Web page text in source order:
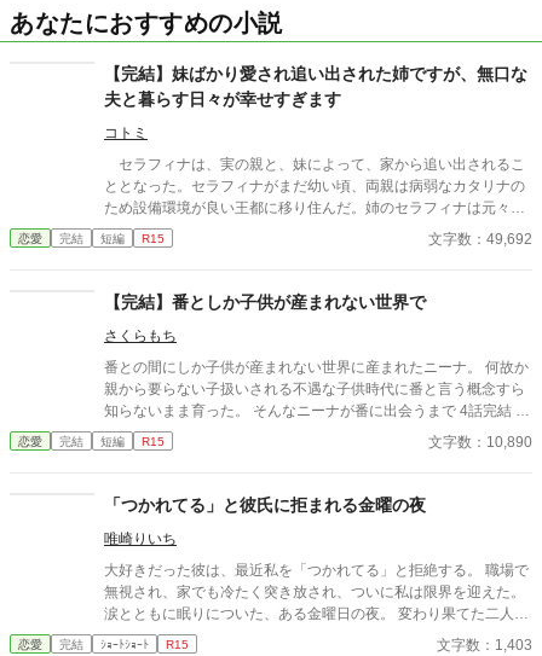
あなたにおすすめの小説
【完結】妹ばかり愛され追い出された姉ですが、無口な
夫と暮らす日々が幸せすぎます
コトミ
セラフィナは、実の親と、妹によって、家から追い出されるこ
ととなった。セラフィナがまだ幼い頃、両親は病弱なカタリナの
ため設備環境が良い王都に移り住んだ。姉のセラフィナは元々両
親とともに住んでいた田舎に使用人のマーサの二人きりで暮らす
こととなった。お金のない子爵家な上にカタリナのためお金を稼
るとセラフィナだけ残されたのだ。そしてセラフィナが１９歳の
時、３人が家へ戻ってきた。その理由はカタリナの婚約が上手く
いかず王宮にいずらくなったためだ。やっと家族で暮らせると心
待ちにしていたセラフィナは帰宅した父に思いがけないことを告
げられる。 「お前はジェラール・モンフォール伯爵と結婚するこ
とになった。すぐに荷物をまとめるんだ。一週間後には結婚式
結婚生活が始まる。
恋愛 完結 短編 R15 文字数：49,692
【完結】番としか子供が産まれない世界で
さくらもち
番との間にしか子供が産まれない世界に産まれたニーナ。 何故か
親から要らない子扱いされる不遇な子供時代に番と言う概念すら
知らないまま育った。 そんなニーナが番に出会うまで 4話完結 出
会えたところで話は終わってます。
恋愛 完結 短編 R15 文字数：10,890
「つかれてる」と彼氏に拒まれる金曜の夜
唯崎りいち
大好きだった彼は、最近私を「つかれてる」と拒絶する。 職場で
無視され、家でも冷たく突き放され、ついに私は限界を迎えた。
涙とともに眠りについた、ある金曜日の夜。 変わり果てた二人の
関係は、予想もしない結末を迎える。
恋愛 完結 ｼｮｰﾄｼｮｰﾄ R15 文字数：1,403